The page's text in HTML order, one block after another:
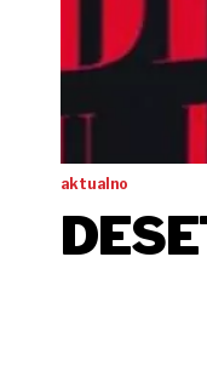
aktualno